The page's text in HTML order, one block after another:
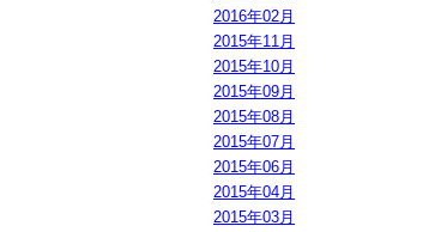
2016年02月
2015年11月
2015年10月
2015年09月
2015年08月
2015年07月
2015年06月
2015年04月
2015年03月